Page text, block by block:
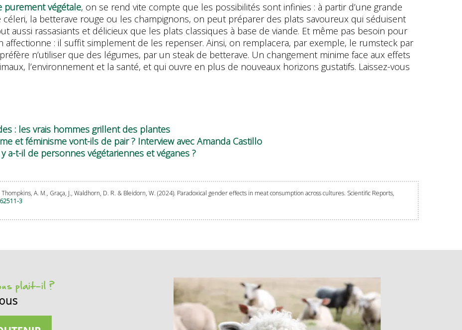
purement végétale, on se rend vite compte que les possibilités sont infinies : à partir d’une grande
céleri, la betterave rouge ou les champignons, on peut préparer des plats savoureux qui séduisent
aussi rassasiants et délicieux que les plats classiques à base de viande. Et même pas besoin pour
affectionne : il suffit simplement de les repenser. Ainsi, on remplacera, par exemple, le rumsteck par
n’utiliser que des légumes, par un steak de betterave. Un changement minime face aux effets
l’environnement et la santé, et qui ouvre en plus de nouveaux horizons gustatifs. Laissez-vous
: les vrais hommes grillent des plantes
et féminisme vont-ils de pair ? Interview avec Amanda Castillo
a-t-il de personnes végétariennes et véganes ?
A. M., Graça, J., Waldhorn, D. R. & Bleidorn, W. (2024). Paradoxical gender effects in meat consumption across cultures. Scientific Reports,
3
plait-il ?